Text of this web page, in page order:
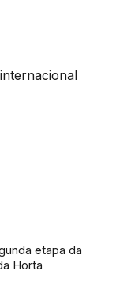
etapa da
Horta